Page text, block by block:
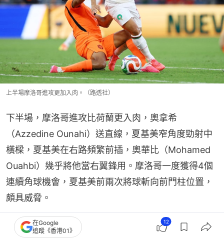
上半場摩洛哥進攻更加入肉。（路透社）
下半場，摩洛哥進攻比荷蘭更入肉，奧拿希
（Azzedine Ounahi）送直線，夏基美窄角度勁射中
橫樑，夏基美在右路頻繁前插，奧華比（Mohamed
Ouahbi）幾乎將他當右翼鋒用。摩洛哥一度獲得4個
連續角球機會，夏基美前兩次將球斬向前門柱位置，
頗具威脅。
在Google
追蹤《香港01》
12